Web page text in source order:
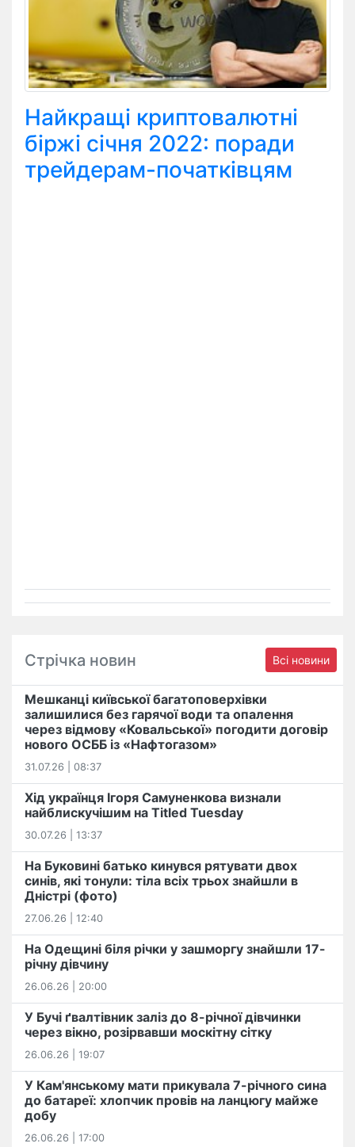
Найкращі криптовалютні
біржі січня 2022: поради
трейдерам-початківцям
Стрічка новин Всі новини
Мешканці київської багатоповерхівки
залишилися без гарячої води та опалення
через відмову «Ковальської» погодити договір
нового ОСББ із «Нафтогазом»
31.07.26 | 08:37
Хід українця Ігоря Самуненкова визнали
найблискучішим на Titled Tuesday
30.07.26 | 13:37
На Буковині батько кинувся рятувати двох
синів, які тонули: тіла всіх трьох знайшли в
Дністрі (фото)
27.06.26 | 12:40
На Одещині біля річки у зашморгу знайшли 17-
річну дівчину
26.06.26 | 20:00
У Бучі ґвалтівник заліз до 8-річної дівчинки
через вікно, розірвавши москітну сітку
26.06.26 | 19:07
У Кам'янському мати прикувала 7-річного сина
до батареї: хлопчик провів на ланцюгу майже
добу
26.06.26 | 17:00